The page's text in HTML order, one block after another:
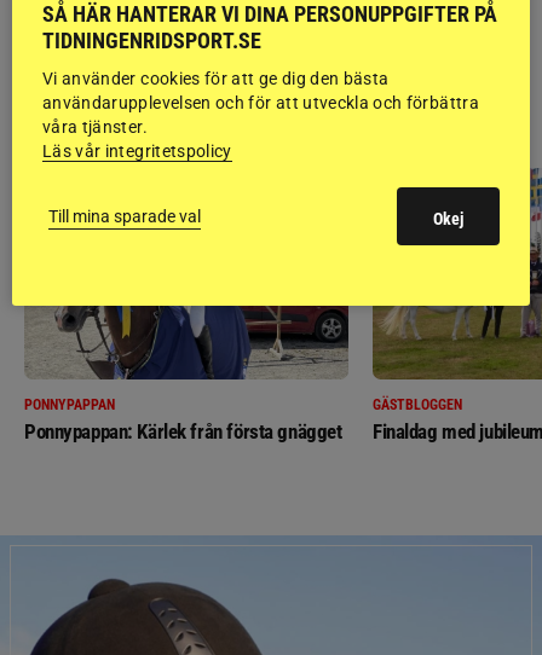
RIDSPORT
PONNYPAPPAN
Ponnypappan: Kärlek från första gnägget
GÄSTBLOGGEN
Finaldag med
SÅ HÄR HANTERAR VI DINA PERSONUPPGIFTER PÅ
TIDNINGENRIDSPORT.SE
Vi använder cookies för att ge dig den bästa
användarupplevelsen och för att utveckla och förbättra
våra tjänster.
Läs vår integritetspolicy
Till mina sparade val Okej